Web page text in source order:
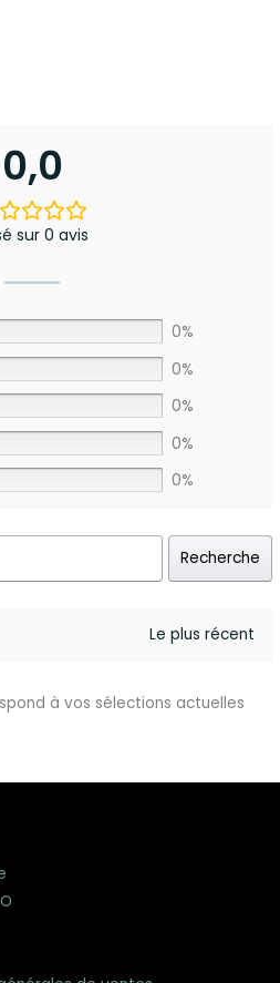
0,0
sur 0 avis
0%
0%
0%
0%
0%
Recherche
à vos sélections actuelles